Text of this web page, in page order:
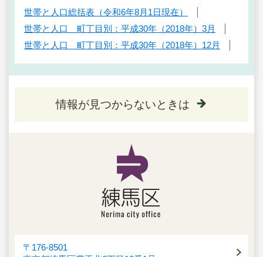
世帯と人口総括表（令和6年8月1日現在）
世帯と人口 町丁目別：平成30年（2018年）3月
世帯と人口 町丁目別：平成30年（2018年）12月
情報が見つからないときは
〒176-8501